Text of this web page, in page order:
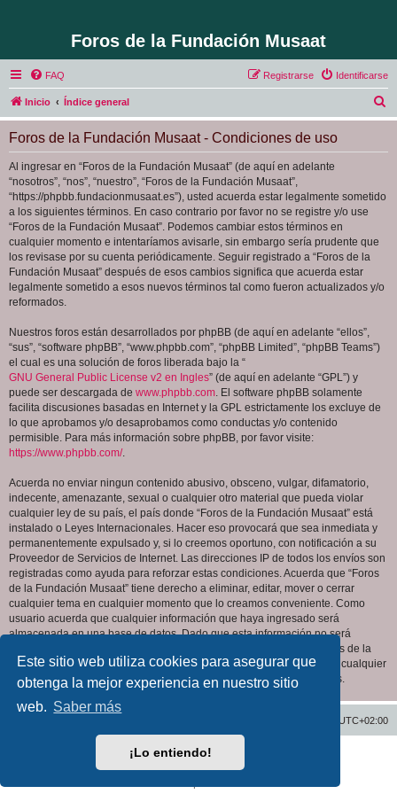
Este sitio web utiliza cookies para asegurar que
obtenga la mejor experiencia en nuestro sitio
web. Saber más
¡Lo entiendo!
Foros de la Fundación Musaat
FAQ Identificarse
Registrarse
Inicio Índice general
u
Foros de la Fundación Musaat - Condiciones de uso
Al ingresar en “Foros de la Fundación Musaat” (de aquí en adelante
“nosotros”, “nos”, “nuestro”, “Foros de la Fundación Musaat”,
“https://phpbb.fundacionmusaat.es”), usted acuerda estar legalmente sometido
a los siguientes términos. En caso contrario por favor no se registre y/o use
“Foros de la Fundación Musaat”. Podemos cambiar estos términos en
cualquier momento e intentaríamos avisarle, sin embargo sería prudente que
los revisase por su cuenta periódicamente. Seguir registrado a “Foros de la
Fundación Musaat” después de esos cambios significa que acuerda estar
legalmente sometido a esos nuevos términos tal como fueron actualizados y/o
reformados.
Nuestros foros están desarrollados por phpBB (de aquí en adelante “ellos”,
“sus”, “software phpBB”, “www.phpbb.com”, “phpBB Limited”, “phpBB Teams”)
el cual es una solución de foros liberada bajo la “
GNU General Public License v2 en Ingles” (de aquí en adelante “GPL”) y
puede ser descargada de www.phpbb.com. El software phpBB solamente
facilita discusiones basadas en Internet y la GPL estrictamente los excluye de
lo que aprobamos y/o desaprobamos como conductas y/o contenido
permisible. Para más información sobre phpBB, por favor visite:
https://www.phpbb.com/.
Acuerda no enviar ningun contenido abusivo, obsceno, vulgar, difamatorio,
indecente, amenazante, sexual o cualquier otro material que pueda violar
cualquier ley de su país, el país donde “Foros de la Fundación Musaat” está
instalado o Leyes Internacionales. Hacer eso provocará que sea inmediata y
permanentemente expulsado y, si lo creemos oportuno, con notificación a su
Proveedor de Servicios de Internet. Las direcciones IP de todos los envíos son
registradas como ayuda para reforzar estas condiciones. Acuerda que “Foros
de la Fundación Musaat” tiene derecho a eliminar, editar, mover o cerrar
cualquier tema en cualquier momento que lo creamos conveniente. Como
usuario acuerda que cualquier información que haya ingresado será
almacenada en una base de datos. Dado que esta información no será
compartida con ninguna tercera parte sin su consentimiento, ni “Foros de la
Fundación Musaat” ni phpBB podrán considerarse responsables por cualquier
intento de hacking que conlleve a que los datos sean comprometidos.
UTC+02:00
Desarrollado porphpBB® Forum Software © phpBB Limited
phpBB España